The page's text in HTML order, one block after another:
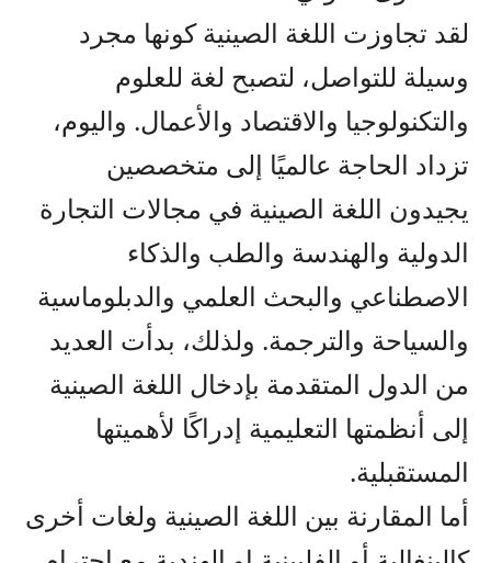
لقد تجاوزت اللغة الصينية كونها مجرد
وسيلة للتواصل، لتصبح لغة للعلوم
والتكنولوجيا والاقتصاد والأعمال. واليوم،
تزداد الحاجة عالميًا إلى متخصصين
يجيدون اللغة الصينية في مجالات التجارة
الدولية والهندسة والطب والذكاء
الاصطناعي والبحث العلمي والدبلوماسية
والسياحة والترجمة. ولذلك، بدأت العديد
من الدول المتقدمة بإدخال اللغة الصينية
إلى أنظمتها التعليمية إدراكًا لأهميتها
المستقبلية.
أما المقارنة بين اللغة الصينية ولغات أخرى